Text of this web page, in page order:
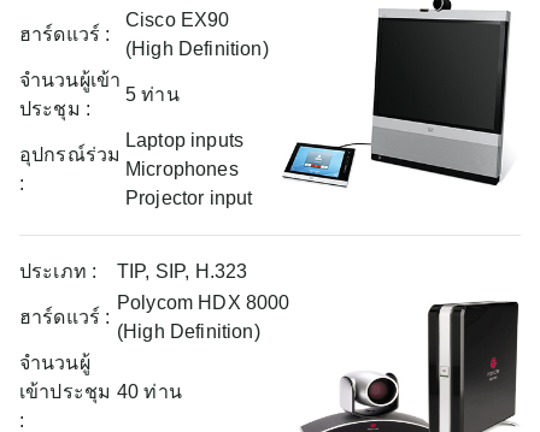
ฮาร์ดแวร์ :
Cisco EX90
(High Definition)
จำนวนผู้เข้า
ประชุม :
5 ท่าน
อุปกรณ์ร่วม
:
Laptop inputs
Microphones
Projector input
ประเภท : TIP, SIP, H.323
ฮาร์ดแวร์ :
Polycom HDX 8000
(High Definition)
จำนวนผู้
เข้าประชุม
:
40 ท่าน